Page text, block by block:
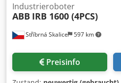
Stříbrná Skalice 597 km
Industrieroboter
ABB IRB 1600 (4PCS)
Preisinfo